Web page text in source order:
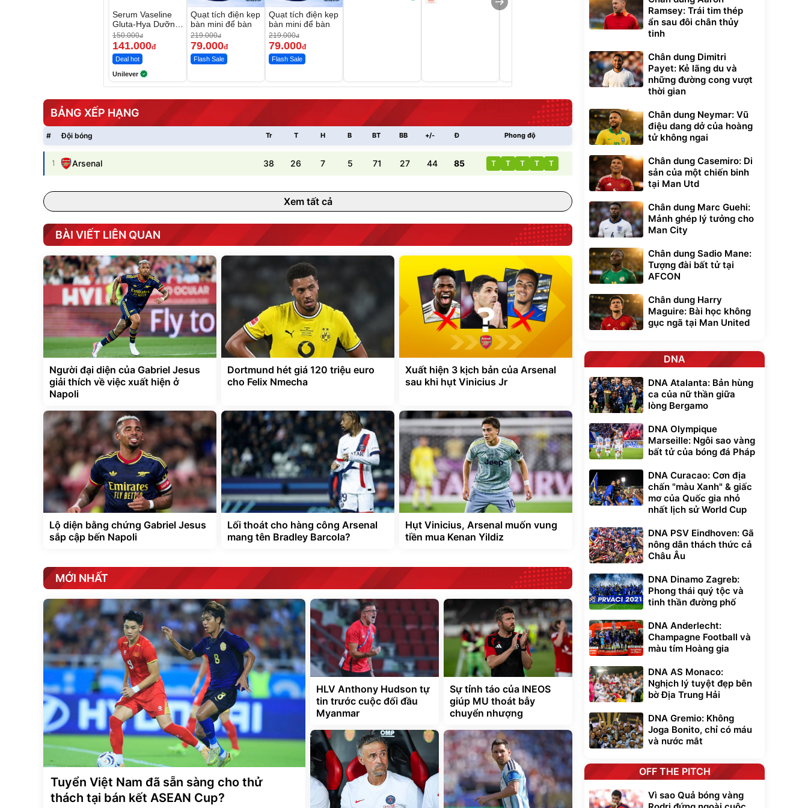
Serum Vaseline
Gluta-Hya Dưỡng
Da Sáng Mịn Sau
7 Ngày
150.000đ
141.000đ
Deal hot
Unilever
Quạt tích điện kẹp
bàn mini để bàn
219.000đ
79.000đ
Flash Sale
Quạt tích điện kẹp
bàn mini để bàn
219.000đ
79.000đ
Flash Sale
Lót ghế ôtô, nâng
lưng chống nóng
giúp thoải mái
Đã bán nhiều
BẢNG XẾP HẠNG
# Đội bóng Tr T H B BT BB +/- Đ Phong độ
1 Arsenal 38 26 7 5 71 27 44 85 T T T T T
Xem tất cả
BÀI VIẾT LIÊN QUAN
Người đại diện của Gabriel Jesus
giải thích về việc xuất hiện ở
Napoli
Dortmund hét giá 120 triệu euro
cho Felix Nmecha
Xuất hiện 3 kịch bản của Arsenal
sau khi hụt Vinicius Jr
Lộ diện bằng chứng Gabriel Jesus
sắp cập bến Napoli
Lối thoát cho hàng công Arsenal
mang tên Bradley Barcola?
Hụt Vinicius, Arsenal muốn vung
tiền mua Kenan Yildiz
MỚI NHẤT
Tuyển Việt Nam đã sẵn sàng cho thử
thách tại bán kết ASEAN Cup?
HLV Anthony Hudson tự
tin trước cuộc đối đầu
Myanmar
Sự tỉnh táo của INEOS
giúp MU thoát bẫy
chuyển nhượng
Ramsey: Trái tim thép
ẩn sau đôi chân thủy
tinh
Chân dung Dimitri
Payet: Kẻ lãng du và
những đường cong vượt
thời gian
Chân dung Neymar: Vũ
điệu dang dở của hoàng
tử không ngai
Chân dung Casemiro: Di
sản của một chiến binh
tại Man Utd
Chân dung Marc Guehi:
Mảnh ghép lý tưởng cho
Man City
Chân dung Sadio Mane:
Tượng đài bất tử tại
AFCON
Chân dung Harry
Maguire: Bài học không
gục ngã tại Man United
DNA
DNA Atalanta: Bản hùng
ca của nữ thần giữa
lòng Bergamo
DNA Olympique
Marseille: Ngôi sao vàng
bất tử của bóng đá Pháp
DNA Curacao: Cơn địa
chấn "màu Xanh" & giấc
mơ của Quốc gia nhỏ
nhất lịch sử World Cup
DNA PSV Eindhoven: Gã
nông dân thách thức cả
Châu Âu
DNA Dinamo Zagreb:
Phong thái quý tộc và
tinh thần đường phố
DNA Anderlecht:
Champagne Football và
màu tím Hoàng gia
DNA AS Monaco:
Nghịch lý tuyệt đẹp bên
bờ Địa Trung Hải
DNA Gremio: Không
Joga Bonito, chỉ có máu
và nước mắt
OFF THE PITCH
Vì sao Quả bóng vàng